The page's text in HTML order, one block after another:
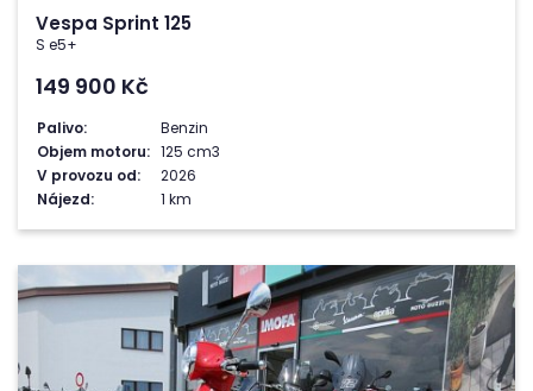
Vespa Sprint 125
S e5+
149 900 Kč
Palivo:
Benzin
Objem motoru: 125 cm3
V provozu od:
2026
Nájezd:
1 km